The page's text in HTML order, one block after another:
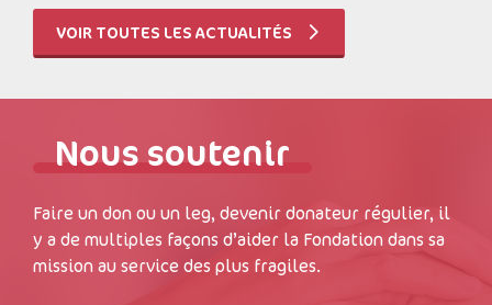
VOIR TOUTES LES ACTUALITÉS
Nous soutenir
Faire un don ou un leg, devenir donateur régulier, il
y a de multiples façons d’aider la Fondation dans sa
mission au service des plus fragiles.